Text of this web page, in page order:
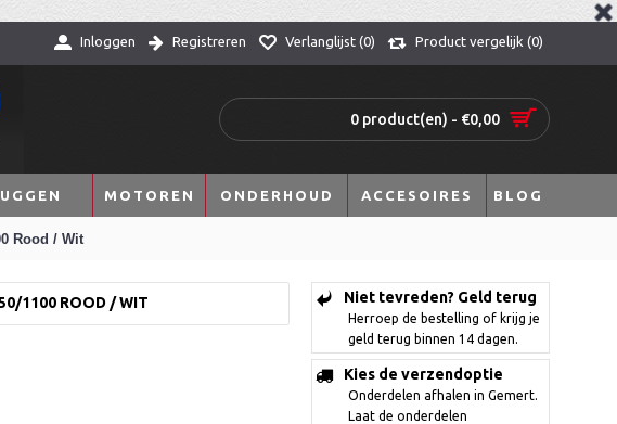
Inloggen Registreren Verlanglijst (0) Product vergelijk (0)
0 product(en) - €0,00
MOTOREN ONDERHOUD ACCESOIRES BLOG
Rood / Wit
Niet tevreden? Geld terug
Herroep de bestelling of krijg je
geld terug binnen 14 dagen.
Kies de verzendoptie
Onderdelen afhalen in Gemert.
Laat de onderdelen
1100 ROOD / WIT